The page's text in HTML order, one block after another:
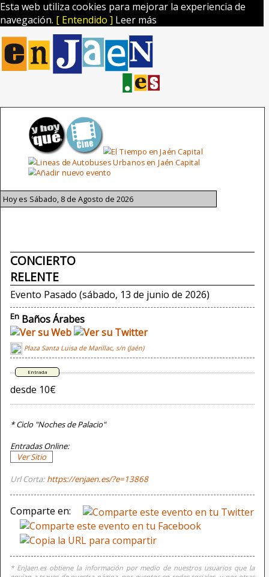
Esta web utiliza cookies para mejorar la experiencia de
navegación. [ Entendido ] Leer más
Hoy es Sábado, 8 de Agosto de 2026
CONCIERTO
RELENTE
Evento Pasado (sábado, 13 de junio de 2026)
En Baños Árabes
Plaza Santa Luisa de Marillac, s/n (Jaén)
desde 10€
* Ciclo "Noches de Palacio"
Entradas Online:
Ver Sitio
Url Corta: https://enjaen.es/?e=13868
Comparte en:
* EnJaen.es obtiene la información por medio de nuestros usuarios que la